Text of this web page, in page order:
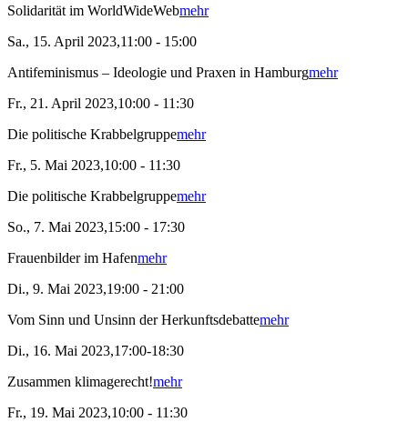
Solidarität im WorldWideWebmehr
Sa., 15. April 2023,11:00 - 15:00
Antifeminismus – Ideologie und Praxen in Hamburgmehr
Fr., 21. April 2023,10:00 - 11:30
Die politische Krabbelgruppemehr
Fr., 5. Mai 2023,10:00 - 11:30
Die politische Krabbelgruppemehr
So., 7. Mai 2023,15:00 - 17:30
Frauenbilder im Hafenmehr
Di., 9. Mai 2023,19:00 - 21:00
Vom Sinn und Unsinn der Herkunftsdebattemehr
Di., 16. Mai 2023,17:00-18:30
Zusammen klimagerecht!mehr
Fr., 19. Mai 2023,10:00 - 11:30